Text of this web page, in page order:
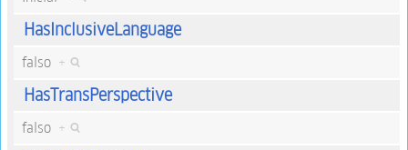
HasInclusiveLanguage
falso +
HasTransPerspective
falso +